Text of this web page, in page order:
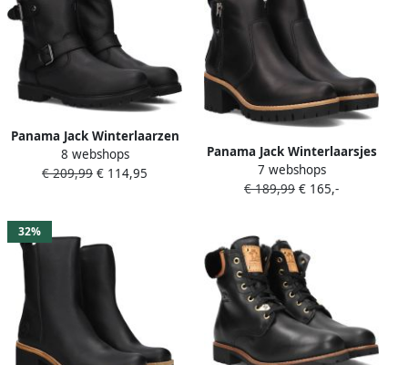
Panama Jack Winterlaarzen
ankle boot warm lining
with logo embossing on the
8 webshops
€ 209,99 € 114,95
Panama Jack Winterlaarsjes
laarzen profielzool warme
voering ritssluitingen met
7 webshops
€ 189,99 € 165,-
32%